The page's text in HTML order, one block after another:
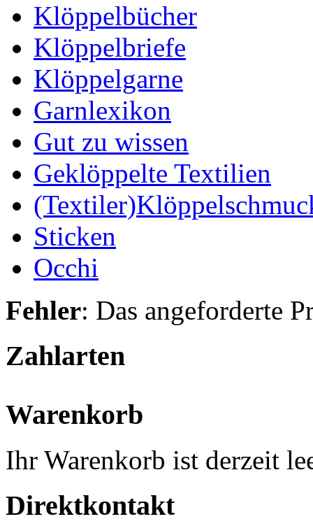
Klöppelbücher
Klöppelbriefe
Klöppelgarne
Garnlexikon
Gut zu wissen
Geklöppelte Textilien
Sticken
Occhi
Fehler: Das angeforderte
Zahlarten
Warenkorb
Ihr Warenkorb ist derzeit
Direktkontakt